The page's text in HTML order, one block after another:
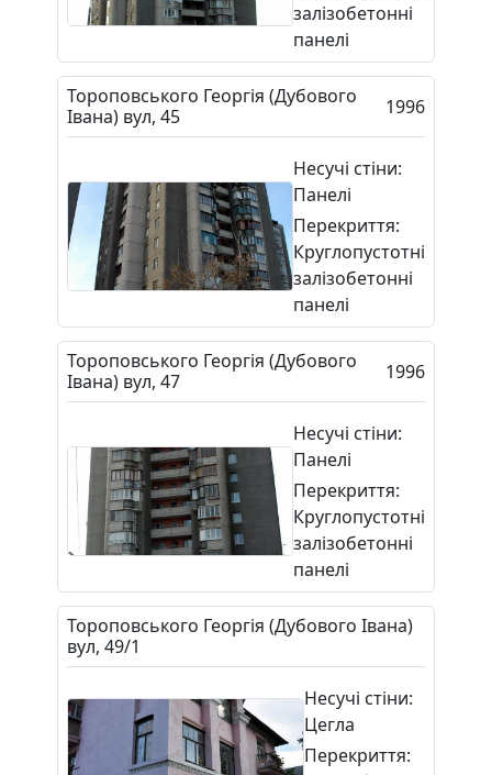
залізобетонні
панелі
Тороповського Георгія (Дубового
Івана) вул, 45
1996
Несучі стіни:
Панелі
Перекриття:
Круглопустотні
залізобетонні
панелі
Тороповського Георгія (Дубового
Івана) вул, 47
1996
Несучі стіни:
Панелі
Перекриття:
Круглопустотні
залізобетонні
панелі
Тороповського Георгія (Дубового Івана)
вул, 49/1
Несучі стіни:
Цегла
Перекриття: